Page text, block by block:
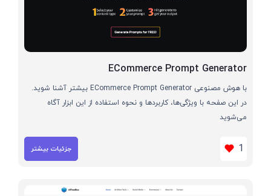
ECommerce Prompt Generator
با هوش مصنوعی ECommerce Prompt Generator بیشتر آشنا شوید.
در این صفحه با ویژگی‌ها، کاربردها و نحوه استفاده از این ابزار آگاه
می‌شوید
1 جزئیات بیشتر